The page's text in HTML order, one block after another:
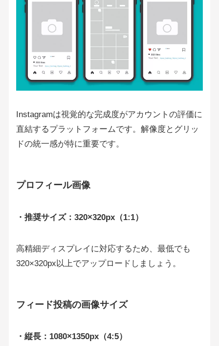
Instagramは視覚的な完成度がアカウントの評価に
直結するプラットフォームです。解像度とグリッ
ドの統一感が特に重要です。
プロフィール画像
・推奨サイズ：320×320px（1:1）
高精細ディスプレイに対応するため、最低でも
320×320px以上でアップロードしましょう。
フィード投稿の画像サイズ
・縦長：1080×1350px（4:5）